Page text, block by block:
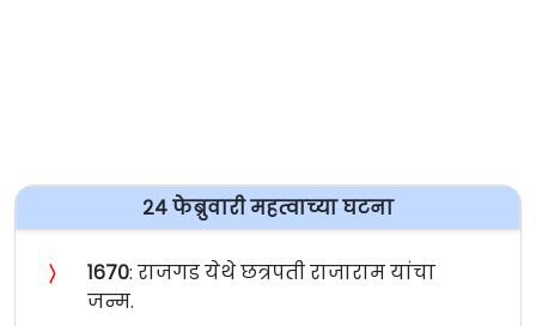
२४ फेब्रुवारी महत्वाच्या घटना
〉 १६७०: राजगड येथे छत्रपती राजाराम यांचा
जन्म.